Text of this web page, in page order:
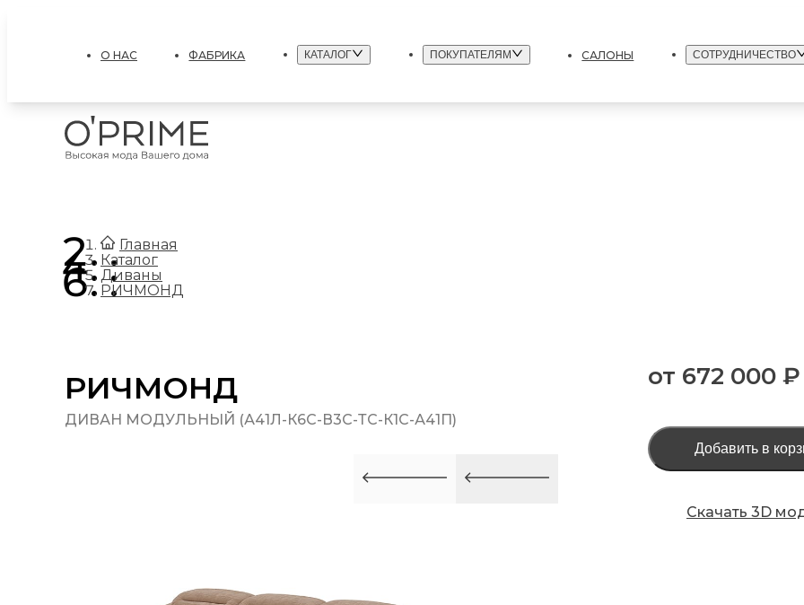
О НАС ФАБРИКА КАТАЛОГ ПОКУПАТЕЛЯМ САЛОНЫ СОТРУДНИЧЕСТВО
Главная
.
Каталог
.
Диваны
.
РИЧМОНД
РИЧМОНД
ДИВАН МОДУЛЬНЫЙ (А41Л-К6С-В3С-ТС-К1С-А41П)
от 672 000 ₽
Добавить в
Скачать 3D